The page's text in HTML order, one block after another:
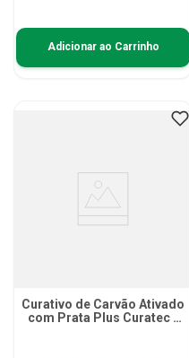
Adicionar ao Carrinho
Curativo de Carvão Ativado
com Prata Plus Curatec -